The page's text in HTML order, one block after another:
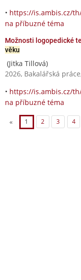
• https://is.ambis.cz/
na příbuzné téma
Možnosti logopedické
věku
(Jitka Tillová)
2026, Bakalářská
• https://is.ambis.cz/
na příbuzné téma
« 1 2 3 4